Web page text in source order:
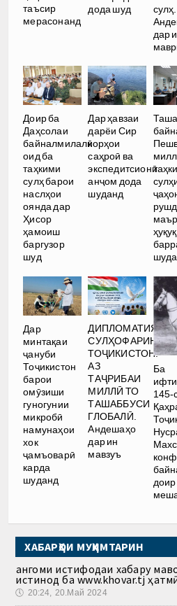
таъсир
мерасонанд
дода шуд
сулҳ.
дар
Доир ба
Даҳсолаи
байналмилалӣ
оид ба
таҳкими
сулҳ барои
наслҳои
оянда дар
Ҳисор
ҳамоиш
баргузор
шуд
Дар ҳавзаи
дарёи Сир
корҳои
саҳроӣ ва
экспедитсионӣ
анҷом дода
шуданд
Дар
минтақаи
ҷануби
Тоҷикистон
барои
омӯзиши
гуногунии
микробӣ
намунаҳои
хок
ҷамъоварӣ
карда
шуданд
ДИПЛОМАТИЯИ
СУЛҲОФАРИНИИ
ТОҶИКИСТОН:
АЗ
ТАҶРИБАИ
МИЛЛӢ ТО
ТАШАББУСИ
ГЛОБАЛӢ.
Андешаҳо
дар ин
мавзуъ
Ба
145-
доир
ХАБАРҲОИ МУҲИМТАРИН
Ҳангоми истифодаи хабару
истинод ба www.khovar.tj
🕔 20:24, 20.Май 2024